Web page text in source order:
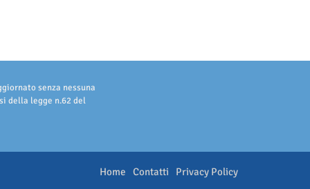
senza nessuna
della legge n.62 del
Home Contatti Privacy Policy